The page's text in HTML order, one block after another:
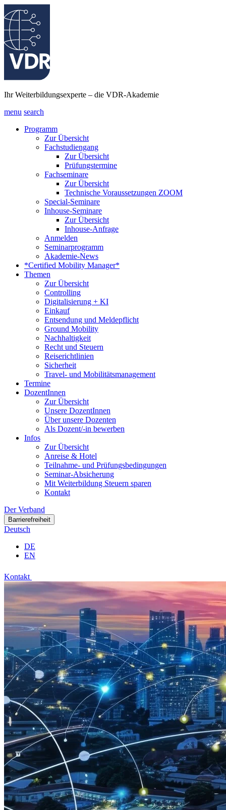
Ihr Weiterbildungsexperte – die VDR-Akademie
menu search
Programm
Zur Übersicht
Fachstudiengang
Zur Übersicht
Prüfungstermine
Fachseminare
Zur Übersicht
Technische Voraussetzungen ZOOM
Special-Seminare
Inhouse-Seminare
Zur Übersicht
Inhouse-Anfrage
Anmelden
Seminarprogramm
Akademie-News
*Certified Mobility Manager*
Themen
Zur Übersicht
Controlling
Digitalisierung + KI
Einkauf
Entsendung und Meldepflicht
Ground Mobility
Nachhaltigkeit
Recht und Steuern
Reiserichtlinien
Sicherheit
Travel- und Mobilitätsmanagement
Termine
DozentInnen
Zur Übersicht
Unsere DozentInnen
Über unsere Dozenten
Als Dozent/-in bewerben
Infos
Zur Übersicht
Anreise & Hotel
Teilnahme- und Prüfungsbedingungen
Seminar-Absicherung
Mit Weiterbildung Steuern sparen
Kontakt
Der Verband
Barrierefreiheit
Deutsch
DE
EN
Kontakt